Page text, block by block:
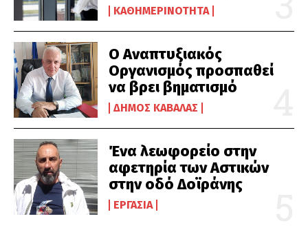
ΚΑΘΗΜΕΡΙΝΌΤΗΤΑ
Ο Αναπτυξιακός
Οργανισμός προσπαθεί
να βρει βηματισμό
ΔΉΜΟΣ ΚΑΒΆΛΑΣ
Ένα λεωφορείο στην
αφετηρία των Αστικών
στην οδό Δοϊράνης
ΕΡΓΑΣΊΑ